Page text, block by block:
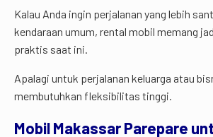
Kalau Anda ingin perjalanan yang lebih
kendaraan umum, rental mobil memang
praktis saat ini.
Apalagi untuk perjalanan keluarga atau
membutuhkan fleksibilitas tinggi.
Mobil Makassar Parepare